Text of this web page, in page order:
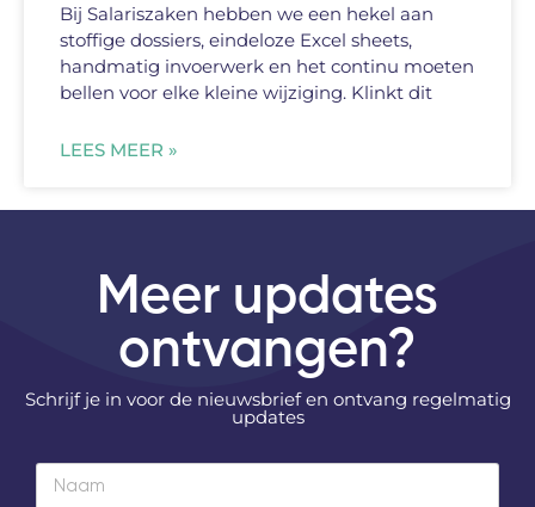
Bij Salariszaken hebben we een hekel aan
stoffige dossiers, eindeloze Excel sheets,
handmatig invoerwerk en het continu moeten
bellen voor elke kleine wijziging. Klinkt dit
LEES MEER »
Meer updates
ontvangen?
Schrijf je in voor de nieuwsbrief en ontvang regelmatig
updates